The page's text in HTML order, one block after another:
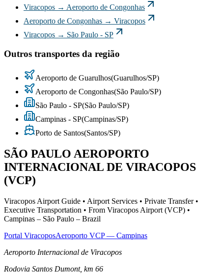
Viracopos → Aeroporto de Congonhas
Aeroporto de Congonhas → Viracopos
Viracopos → São Paulo - SP
Outros transportes da região
Aeroporto de Guarulhos(Guarulhos/SP)
Aeroporto de Congonhas(São Paulo/SP)
São Paulo - SP(São Paulo/SP)
Campinas - SP(Campinas/SP)
Porto de Santos(Santos/SP)
SÃO PAULO AEROPORTO
INTERNACIONAL DE VIRACOPOS
(VCP)
Viracopos Airport Guide • Airport Services • Private Transfer •
Executive Transportation • From Viracopos Airport (VCP) •
Campinas – São Paulo – Brazil
Portal ViracoposAeroporto VCP — Campinas
Aeroporto Internacional de Viracopos
Rodovia Santos Dumont, km 66